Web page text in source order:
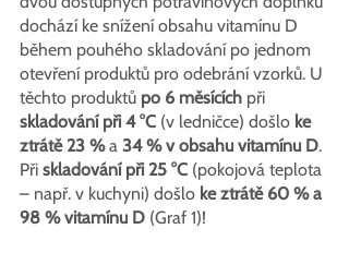
dochází ke snížení obsahu vitamínu D
během pouhého skladování po jednom
otevření produktů pro odebrání vzorků. U
těchto produktů po 6 měsících při
skladování při 4 °C (v ledničce) došlo ke
ztrátě 23 % a 34 % v obsahu vitamínu D.
Při skladování při 25 °C (pokojová teplota
– např. v kuchyni) došlo ke ztrátě 60 % a
98 % vitamínu D (Graf 1)!